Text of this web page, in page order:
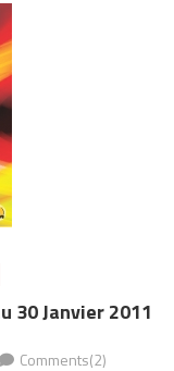
30 Janvier 2011
Comments(2)